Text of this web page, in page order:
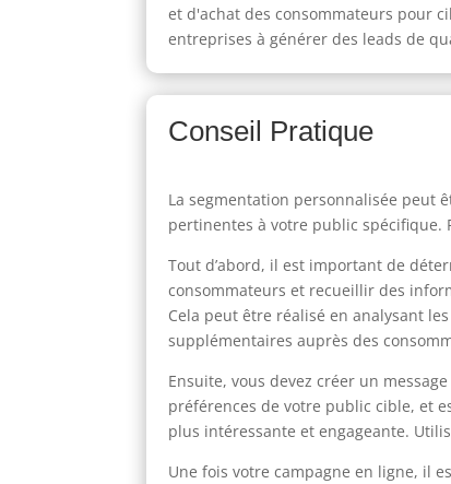
et d'achat des consommateurs pour
entreprises à générer des leads de
Conseil Pratique
La segmentation personnalisée peut
pertinentes à votre public
Tout d’abord, il est important de
consommateurs et recueillir des
Cela peut être réalisé en analysant
supplémentaires auprès des
Ensuite, vous devez créer un
préférences de votre public cible, et
plus intéressante et engageante.
Une fois votre campagne en ligne, il